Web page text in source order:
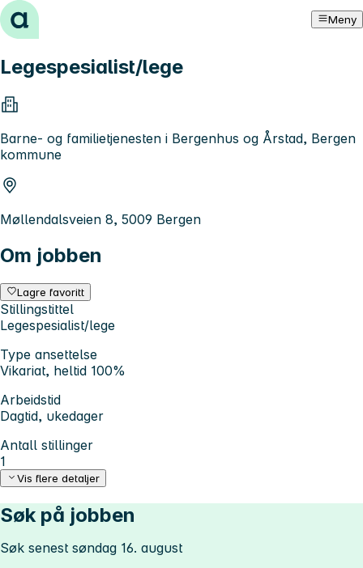
Hopp til innhold Meny
Legespesialist/lege
Barne- og familietjenesten i Bergenhus og Årstad, Bergen
kommune
Møllendalsveien 8, 5009 Bergen
Om jobben
Lagre favoritt
Stillingstittel
Legespesialist/lege
Type ansettelse
Vikariat, heltid 100%
Arbeidstid
Dagtid, ukedager
Antall stillinger
1
Vis flere detaljer
Søk på jobben
Søk senest søndag 16. august